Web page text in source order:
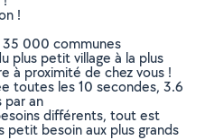
!
35 000 communes
plus petit village à la plus
à proximité de chez vous !
toutes les 10 secondes, 3.6
par an
différents, tout est
petit besoin aux plus grands